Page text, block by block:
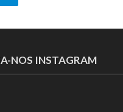
NOS INSTAGRAM